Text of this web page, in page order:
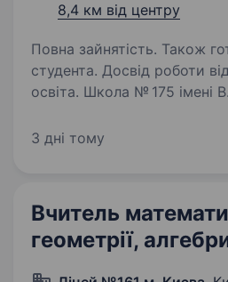
8,4 км від центру
Повна зайнятість. Також
студента. Досвід роботи
освіта. Школа № 175 імені В. Марченка
до нашої команди вчителя
3 дні тому
Вчитель
геометрії,